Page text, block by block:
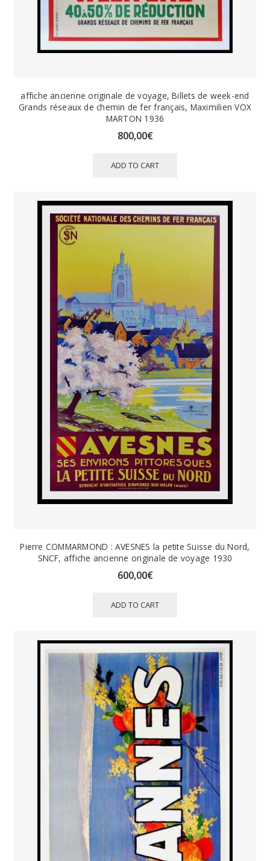
affiche ancienne originale de voyage, Billets de week-end
Grands réseaux de chemin de fer français, Maximilien VOX
MARTON 1936
800,00€
ADD TO CART
Pierre COMMARMOND : AVESNES la petite Suisse du Nord,
SNCF, affiche ancienne originale de voyage 1930
600,00€
ADD TO CART